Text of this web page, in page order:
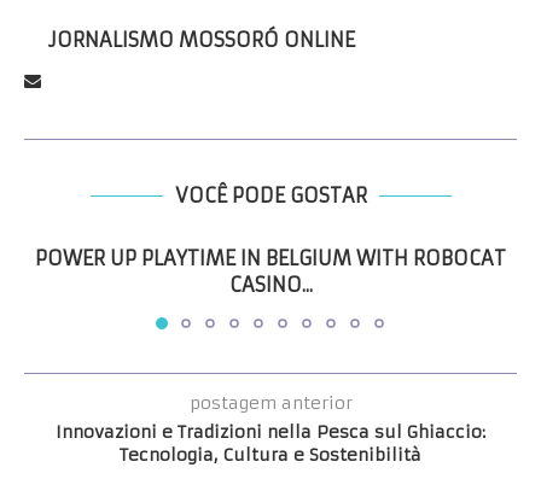
JORNALISMO MOSSORÓ ONLINE
VOCÊ PODE GOSTAR
POWER UP PLAYTIME IN BELGIUM WITH ROBOCAT
CASINO...
postagem anterior
Innovazioni e Tradizioni nella Pesca sul Ghiaccio:
Tecnologia, Cultura e Sostenibilità